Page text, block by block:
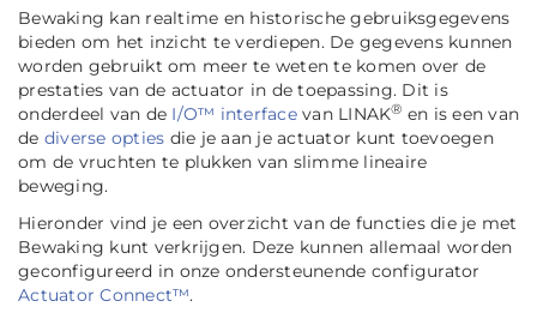
Bewaking kan realtime en historische gebruiksgegevens
bieden om het inzicht te verdiepen. De gegevens kunnen
worden gebruikt om meer te weten te komen over de
prestaties van de actuator in de toepassing. Dit is
onderdeel van de I/O™ interfacevan LINAK® en is een van
de diverse opties die je aan je actuator kunt toevoegen
om de vruchten te plukken van slimme lineaire
beweging.
Hieronder vind je een overzicht van de functies die je met
Bewaking kunt verkrijgen. Deze kunnen allemaal worden
geconfigureerd in onze ondersteunende configurator
Actuator Connect™.